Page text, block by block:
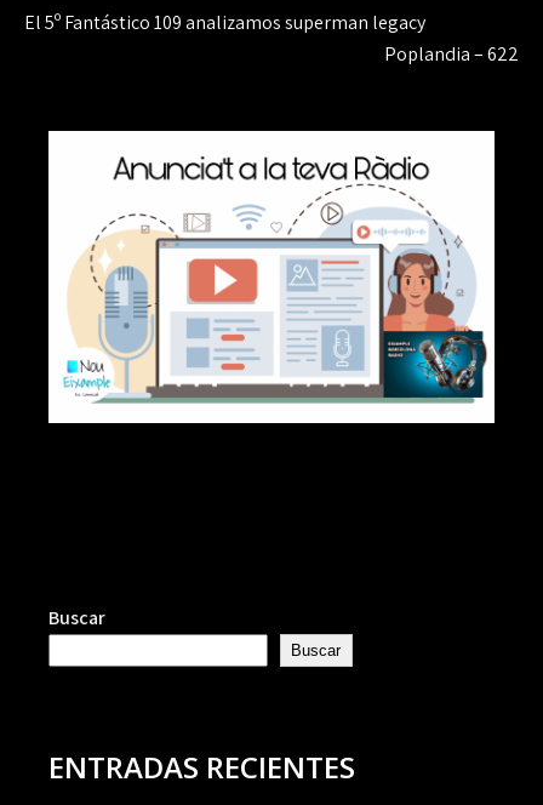
Navegación
El 5º Fantástico 109 analizamos superman legacy
Poplandia – 622
Buscar
Buscar
ENTRADAS RECIENTES